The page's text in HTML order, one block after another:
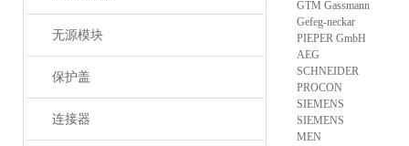
无源模块
保护盖
连接器
GTM Gassmann
Gefeg-neckar
PIEPER GmbH
AEG
SCHNEIDER
PROCON
SIEMENS
SIEMENS
MEN